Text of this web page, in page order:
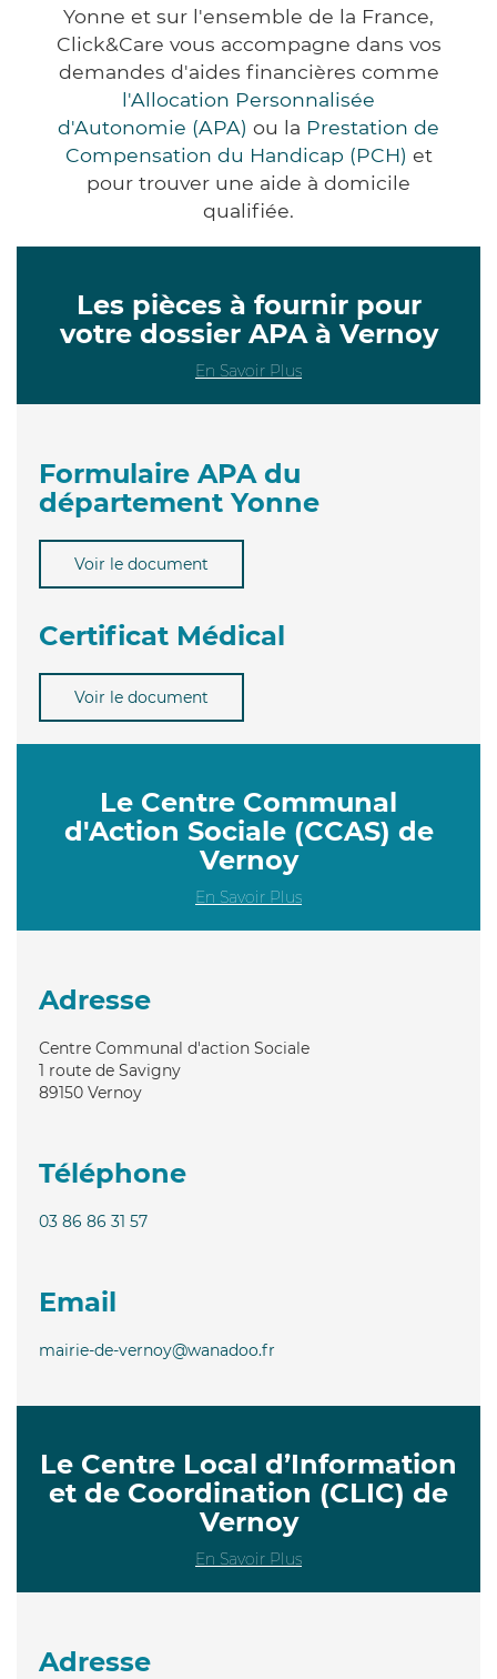
Yonne et sur l'ensemble de la France,
Click&Care vous accompagne dans vos
demandes d'aides financières comme
l'Allocation Personnalisée
d'Autonomie (APA) ou la Prestation de
Compensation du Handicap (PCH) et
pour trouver une aide à domicile
qualifiée.
Les pièces à fournir pour
votre dossier APA à Vernoy
En Savoir Plus
Formulaire APA du
département Yonne
Voir le document
Certificat Médical
Voir le document
Le Centre Communal
d'Action Sociale (CCAS) de
Vernoy
En Savoir Plus
Adresse
Centre Communal d'action Sociale
1 route de Savigny
89150 Vernoy
Téléphone
03 86 86 31 57
Email
mairie-de-vernoy@wanadoo.fr
Le Centre Local d’Information
et de Coordination (CLIC) de
Vernoy
En Savoir Plus
Adresse